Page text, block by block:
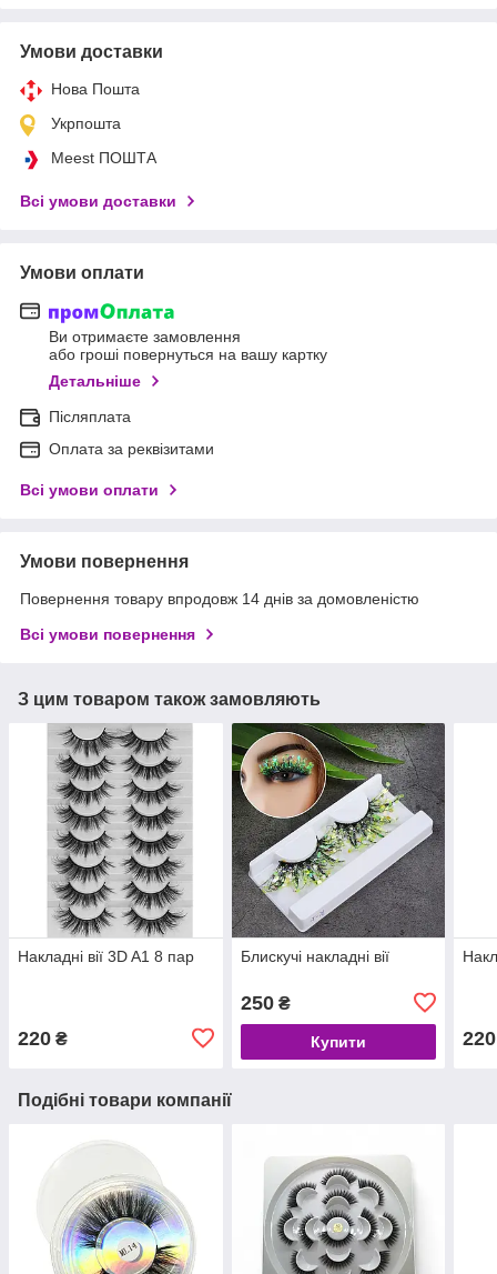
Умови доставки
Нова Пошта
Укрпошта
Meest ПОШТА
Всі умови доставки
Умови оплати
Ви отримаєте замовлення
або гроші повернуться на вашу картку
Детальніше
Післяплата
Оплата за реквізитами
Всі умови оплати
Умови повернення
Повернення товару впродовж 14 днів за домовленістю
Всі умови повернення
З цим товаром також замовляють
Накладні вії 3D A1 8 пар
220 ₴
Блискучі накладні вії
250₴
Купити 220
Подібні товари компанії